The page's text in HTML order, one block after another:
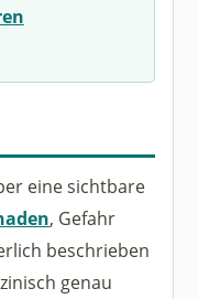
eine sichtbare
, Gefahr
beschrieben
genau